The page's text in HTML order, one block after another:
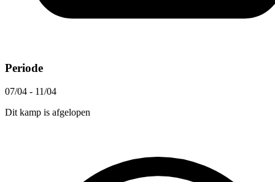
Periode
07/04 - 11/04
Dit kamp is afgelopen